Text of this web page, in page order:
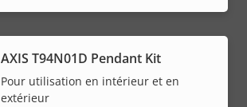
AXIS T94N01D Pendant Kit
Pour utilisation en intérieur et en
extérieur